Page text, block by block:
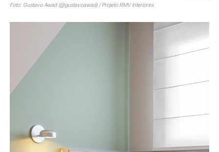
Foto: Gustavo Awad (@gustavoawad) / Projeto RMV Interiores